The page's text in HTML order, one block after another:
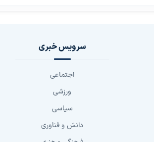
سرویس خبری
اجتماعی
ورزشی
سیاسی
دانش و فناوری